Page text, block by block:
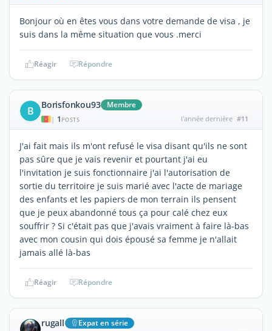
Bonjour où en êtes vous dans votre demande de visa , je
suis dans la même situation que vous .merci
Réagir Répondre
B Borisfonkou93 Membre
| 1 POSTS l'année dernière #11
J'ai fait mais ils m'ont refusé le visa disant qu'ils ne sont
pas sûre que je vais revenir et pourtant j'ai eu
l'invitation je suis fonctionnaire j'ai l'autorisation de
sortie du territoire je suis marié avec l'acte de mariage
des enfants et les papiers de mon terrain ils pensent
que je peux abandonné tous ça pour calé chez eux
souffrir ? Si c'était pas que j'avais vraiment à faire là-bas
avec mon cousin qui dois épousé sa femme je n'allait
jamais allé là-bas
Réagir Répondre
rugall Expat en série